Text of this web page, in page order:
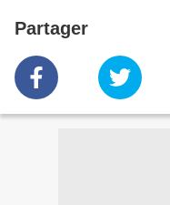
Partager